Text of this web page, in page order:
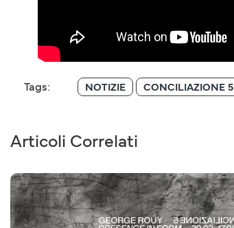
Tags: NOTIZIE CONCILIAZIONE 5
Articoli Correlati